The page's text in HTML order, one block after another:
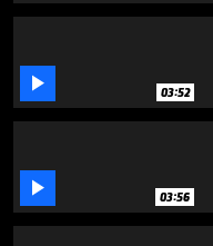
 03:52
 03:56